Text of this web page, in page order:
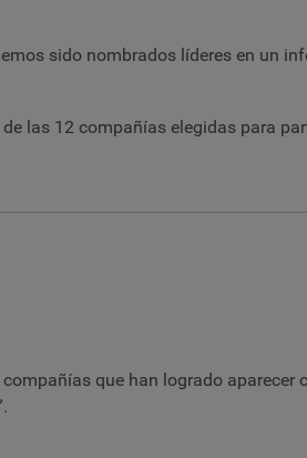
sido nombrados líderes en un
las 12 compañías elegidas para
que han logrado aparecer